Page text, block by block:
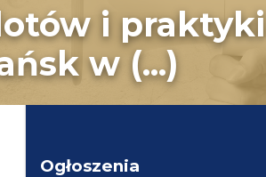
i praktyki
w (...)
Ogłoszenia